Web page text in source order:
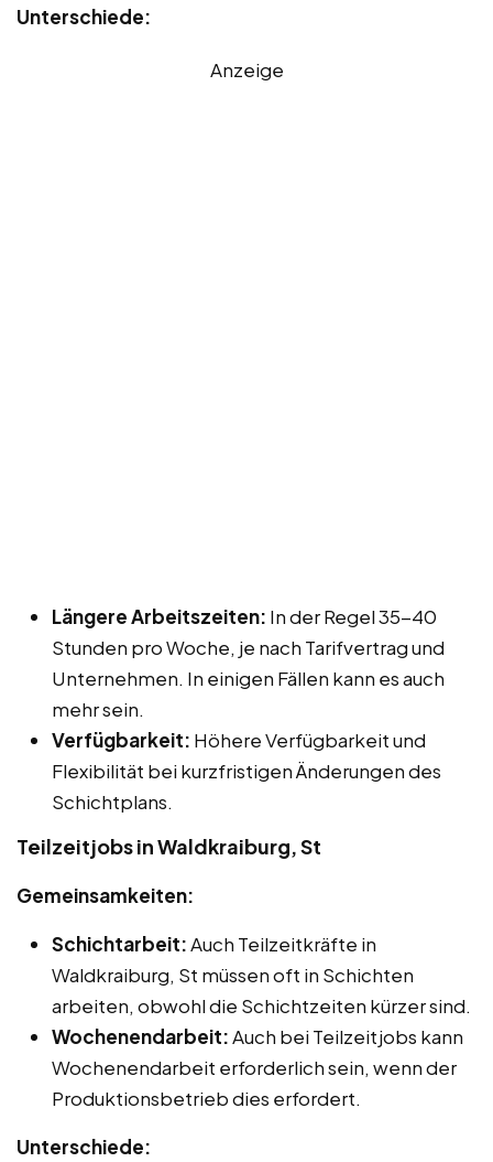
Unterschiede:
Anzeige
Längere Arbeitszeiten: In der Regel 35-40
Stunden pro Woche, je nach Tarifvertrag und
Unternehmen. In einigen Fällen kann es auch
mehr sein.
Verfügbarkeit: Höhere Verfügbarkeit und
Flexibilität bei kurzfristigen Änderungen des
Schichtplans.
Teilzeitjobs in Waldkraiburg, St
Gemeinsamkeiten:
Schichtarbeit:Auch Teilzeitkräfte in
Waldkraiburg, St müssen oft in Schichten
arbeiten, obwohl die Schichtzeiten kürzer sind.
Wochenendarbeit:Auch bei Teilzeitjobs kann
Wochenendarbeit erforderlich sein, wenn der
Produktionsbetrieb dies erfordert.
Unterschiede: